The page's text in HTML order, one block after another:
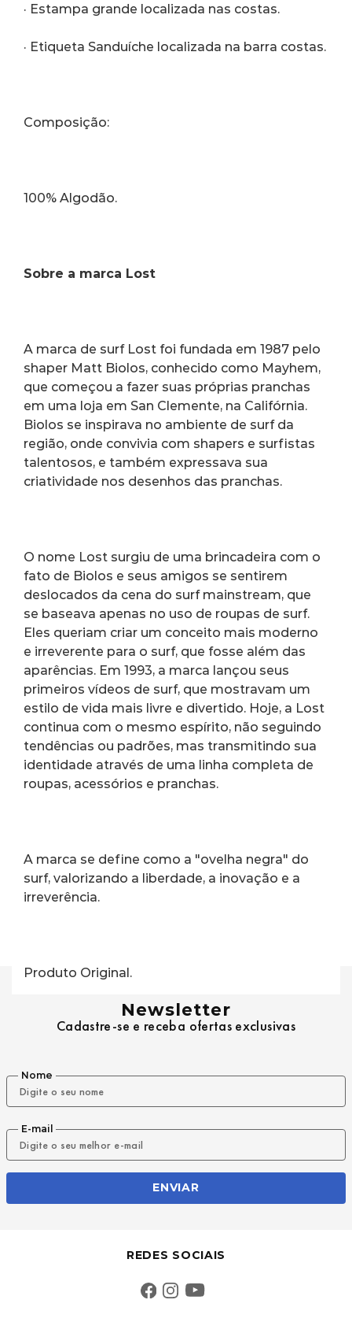
· Estampa grande localizada nas costas.
· Etiqueta Sanduíche localizada na barra costas.
Composição:
100% Algodão.
Sobre a marca Lost
A marca de surf Lost foi fundada em 1987 pelo
shaper Matt Biolos, conhecido como Mayhem,
que começou a fazer suas próprias pranchas
em uma loja em San Clemente, na Califórnia.
Biolos se inspirava no ambiente de surf da
região, onde convivia com shapers e surfistas
talentosos, e também expressava sua
criatividade nos desenhos das pranchas.
O nome Lost surgiu de uma brincadeira com o
fato de Biolos e seus amigos se sentirem
deslocados da cena do surf mainstream, que
se baseava apenas no uso de roupas de surf.
Eles queriam criar um conceito mais moderno
e irreverente para o surf, que fosse além das
aparências. Em 1993, a marca lançou seus
primeiros vídeos de surf, que mostravam um
estilo de vida mais livre e divertido. Hoje, a Lost
continua com o mesmo espírito, não seguindo
tendências ou padrões, mas transmitindo sua
identidade através de uma linha completa de
roupas, acessórios e pranchas.
A marca se define como a "ovelha negra" do
surf, valorizando a liberdade, a inovação e a
irreverência.
Produto Original.
Newsletter
Cadastre-se e receba ofertas exclusivas
Nome
E-mail
ENVIAR
REDES SOCIAIS